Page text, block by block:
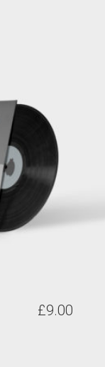
£9.00